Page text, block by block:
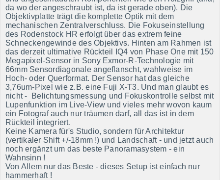
da wo der angeschraubt ist, da istgeradeoben). Die
Objektivplatte trägt die komplette Optik mit dem
mechanischen Zentralverschluss. Die Fokuseinstellung
des Rodenstock HR erfolgt über das extrem feine
Schneckengewinde des Objektivs. Hinten am Rahmen ist
das derzeit ultimative Rückteil IQ4 von Phase One mit 150
Megapixel-Sensor in Sony Exmor-R-Technologie mit
66mm Sensordiagonale angeflanscht, wahlweise im
Hoch- oder Querformat. Der Sensor hat das gleiche
3,76um-Pixel wie z.B. eine Fuji X-T3. Und man glaubt es
nicht - Belichtungsmessung und Fokuskontrolle selbst mit
Lupenfunktion im Live-View und vieles mehr wovon kaum
ein Fotograf auch nur träumen darf, all das ist in dem
Rückteil integriert.
Keine Kamera für's Studio, sondern für Architektur
(vertikaler Shift +/-18mm !) und Landschaft - und jetzt auch
nochergänzt um das beste Panoramasystem - ein
Wahnsinn !
Von Allem nur das Beste - dieses Setup ist einfach nur
hammerhaft !